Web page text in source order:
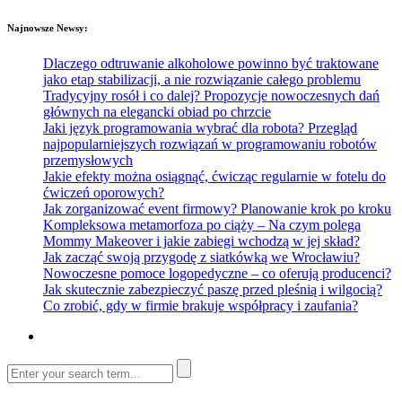
Najnowsze Newsy:
Dlaczego odtruwanie alkoholowe powinno być traktowane
jako etap stabilizacji, a nie rozwiązanie całego problemu
Tradycyjny rosół i co dalej? Propozycje nowoczesnych dań
głównych na elegancki obiad po chrzcie
Jaki język programowania wybrać dla robota? Przegląd
najpopularniejszych rozwiązań w programowaniu robotów
przemysłowych
Jakie efekty można osiągnąć, ćwicząc regularnie w fotelu do
ćwiczeń oporowych?
Jak zorganizować event firmowy? Planowanie krok po kroku
Kompleksowa metamorfoza po ciąży – Na czym polega
Mommy Makeover i jakie zabiegi wchodzą w jej skład?
Jak zacząć swoją przygodę z siatkówką we Wrocławiu?
Nowoczesne pomoce logopedyczne – co oferują producenci?
Jak skutecznie zabezpieczyć paszę przed pleśnią i wilgocią?
Co zrobić, gdy w firmie brakuje współpracy i zaufania?